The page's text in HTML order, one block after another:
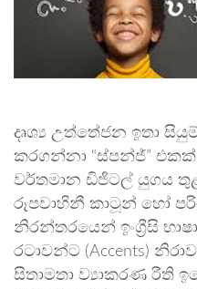
දෘශ්‍ය උත්තේජන ඉතා
කරගන්නා “ස්පන්ජ්”
වර්තමාන ඩිජිටල් යුගය
රූපවාහිනී කාටූන් හෝ
නිරන්තරයෙන් ඉංග්‍රීසි
රටාවන්ට (Accents)
සිතාමතා ව්‍යාකරණ රීති